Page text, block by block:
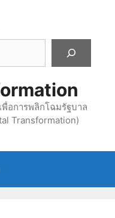
พื่อการพลิกโฉมรัฐบาล
Transformation)